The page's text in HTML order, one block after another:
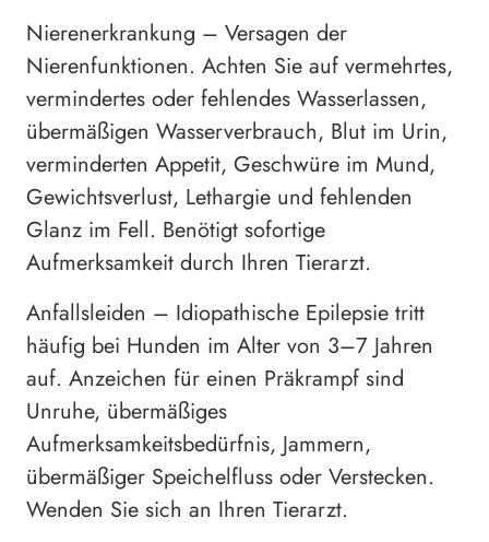
Nierenerkrankung – Versagen der
Nierenfunktionen. Achten Sie auf vermehrtes,
vermindertes oder fehlendes Wasserlassen,
übermäßigen Wasserverbrauch, Blut im Urin,
verminderten Appetit, Geschwüre im Mund,
Gewichtsverlust, Lethargie und fehlenden
Glanz im Fell. Benötigt sofortige
Aufmerksamkeit durch Ihren Tierarzt.
Anfallsleiden – Idiopathische Epilepsie tritt
häufig bei Hunden im Alter von 3–7 Jahren
auf. Anzeichen für einen Präkrampf sind
Unruhe, übermäßiges
Aufmerksamkeitsbedürfnis, Jammern,
übermäßiger Speichelfluss oder Verstecken.
Wenden Sie sich an Ihren Tierarzt.